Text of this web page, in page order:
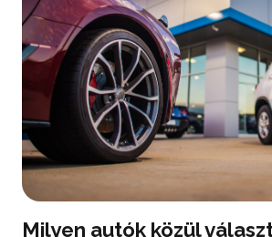
Milyen autók közül